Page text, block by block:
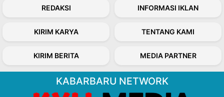
REDAKSI INFORMASI IKLAN
KIRIM KARYA TENTANG KAMI
KIRIM BERITA MEDIA PARTNER
KABARBARU NETWORK